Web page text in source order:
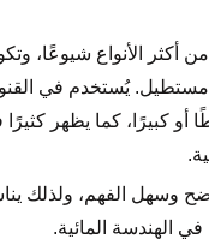
أكثر الأنواع شيوعًا،
يُستخدم في
أو كبيرًا، كما يظهر
وسهل الفهم، ولذلك
الهندسة المائية.